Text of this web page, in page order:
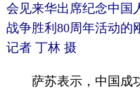
会见来华出席纪念中国
战争胜利80周年活动的
记者 丁林 摄
萨苏表示，中国成功